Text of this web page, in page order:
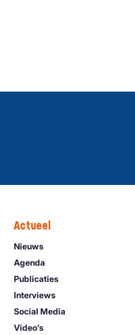
Actueel
Nieuws
Agenda
Publicaties
Interviews
Social Media
Video’s